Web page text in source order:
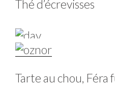
Thé d’écrevisses
Tarte au chou,